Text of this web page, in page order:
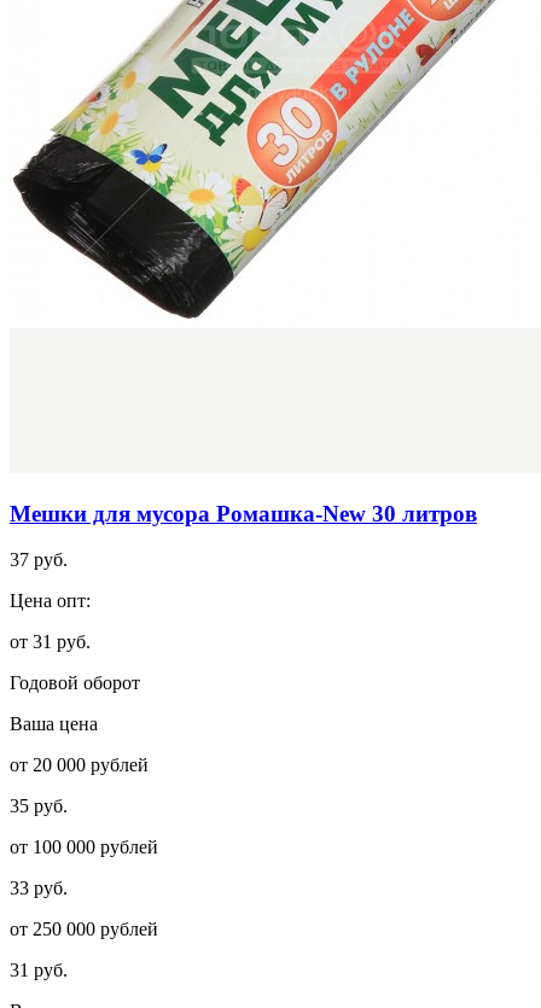
Мешки для мусора Ромашка-New 30 литров
37 руб.
Цена опт:
от 31 руб.
Годовой оборот
Ваша цена
от 20 000 рублей
35 руб.
от 100 000 рублей
33 руб.
от 250 000 рублей
31 руб.